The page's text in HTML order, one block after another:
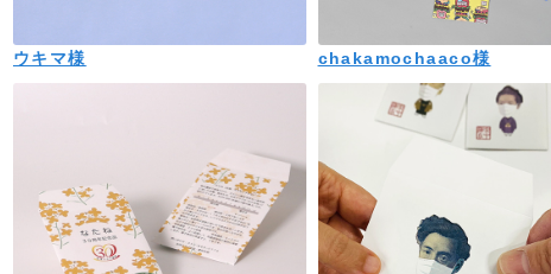
ウキマ様 chakamochaaco様